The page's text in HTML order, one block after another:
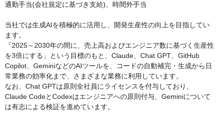
通勤手当(会社規定に基づき支給)、時間外手当
当社では生成AIを積極的に活用し、開発生産性の向上を目指してい
ます。
「2025～2030年の間に、売上高およびエンジニア数に基づく生産性
を3倍にする」という目標のもと、Claude、Chat GPT、GitHub
Copilot、GeminiなどのAIツールを、コードの自動補完・生成から日
常業務の効率化まで、さまざまな業務に利用しています。
なお、Chat GPTは原則全社員にライセンスを付与しており、
Claude CodeとCodexはエンジニアへの原則付与、Geminiについて
は有志による検証を進めています。